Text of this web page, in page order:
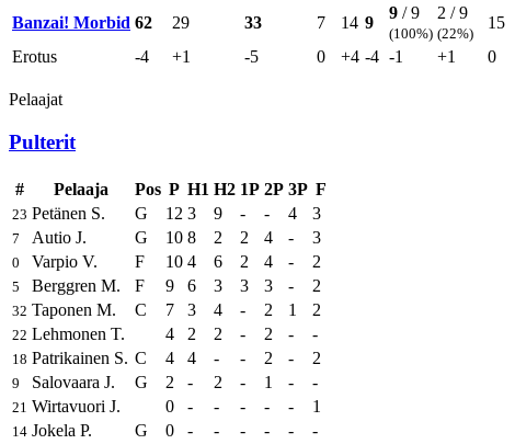
Banzai! Morbid 62 29 33 7 14 9
9 / 9
(100%)
2 / 9
(22%)
15
Erotus
-4 +1 -5 0 +4 -4 -1 +1 0
Pelaajat
Pulterit
# Pelaaja Pos P H1 H2 1P 2P 3P F
23 Petänen S. G 12 3 9 - - 4 3
7 Autio J. G 10 8 2 2 4 - 3
0 Varpio V. F 10 4 6 2 4 - 2
5 Berggren M. F 9 6 3 3 3 - 2
32 Taponen M. C 7 3 4 - 2 1 2
22 Lehmonen T. 4 2 2 - 2 - -
18 Patrikainen S. C 4 4 - - 2 - 2
9 Salovaara J. G 2 - 2 - 1 - -
21 Wirtavuori J. 0 - - - - - 1
14 Jokela P. G 0 - - - - - -